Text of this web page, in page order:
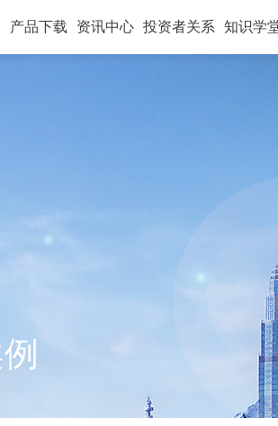
产品下载 资讯中心 投资者关系 知识学